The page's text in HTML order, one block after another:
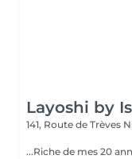
Layoshi by
141, Route de Trèves
...Riche de mes 20